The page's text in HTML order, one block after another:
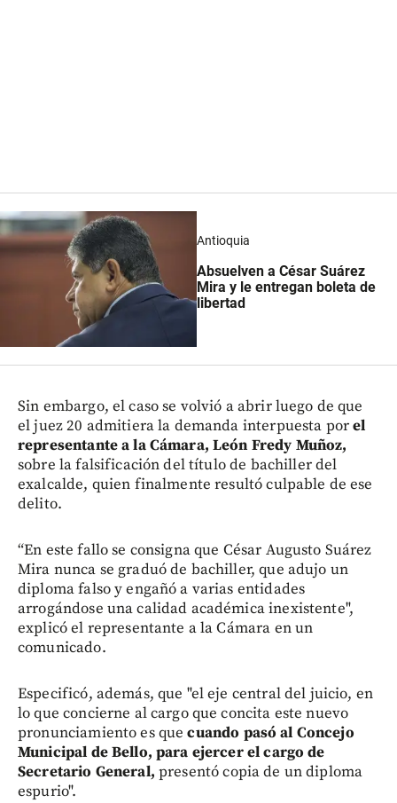
Antioquia
Absuelven a César Suárez
Mira y le entregan boleta de
libertad
Sin embargo, el caso se volvió a abrir luego de que
el juez 20 admitiera la demanda interpuesta porel
representante a la Cámara, León Fredy Muñoz,
sobre la falsificación del título de bachiller del
exalcalde, quien finalmente resultó culpable de ese
delito.
“En este fallo se consigna que César Augusto Suárez
Mira nunca se graduó de bachiller, que adujo un
diploma falso y engañó a varias entidades
arrogándose una calidad académica inexistente",
explicó el representante a la Cámara en un
comunicado.
Especificó, además, que "el eje central del juicio, en
lo que concierne al cargo que concita este nuevo
pronunciamiento es quecuando pasó al Concejo
Municipal de Bello, para ejercer el cargo de
Secretario General, presentó copia de un diploma
espurio".